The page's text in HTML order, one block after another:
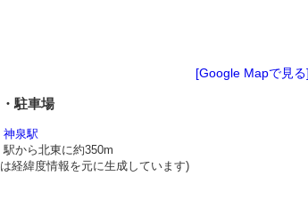
[Google Mapで見る]
駐車場
神泉駅
から北東に約350m
経緯度情報を元に生成しています)